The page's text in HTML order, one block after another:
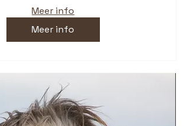
Meer info
Meer info